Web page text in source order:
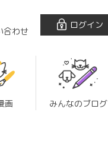
合わせ
ログイン
画 みんなのブログ